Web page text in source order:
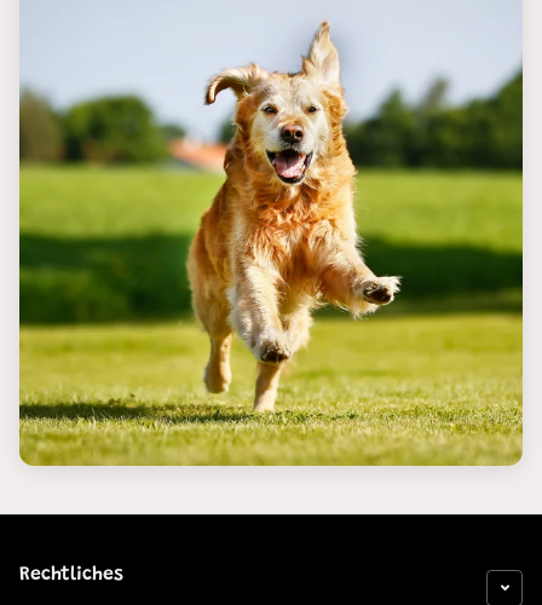
Rechtliches